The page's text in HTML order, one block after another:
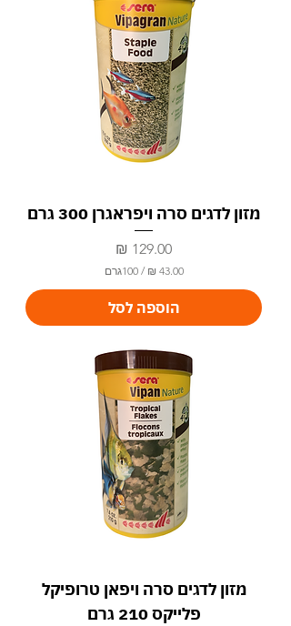
‏
₪
ל
-
1
0
0
ג
ר
ם
מזון לדגים סרה ויפראגרן 300 גרם
מחיר
‏43.00 ‏₪
/100גרם
3
.
0
‏
₪
ל
-
1
0
0
ג
ר
ם
הוספה לסל
מזון לדגים סרה ויפאן טרופיקל
פלייקס 210 גרם